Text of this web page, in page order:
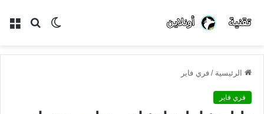
بحث الوضع
الرئيسية / فري فاير
فري فاير